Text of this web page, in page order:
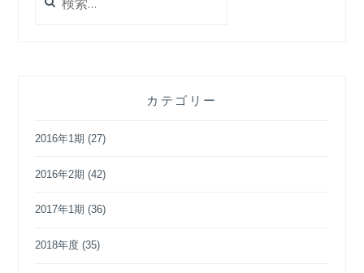
索:
カテゴリー
2016年1期 (27)
2016年2期 (42)
2017年1期 (36)
2018年度 (35)